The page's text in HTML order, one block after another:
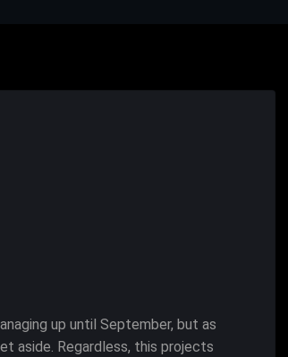
up until September, but as
aside. Regardless, this projects